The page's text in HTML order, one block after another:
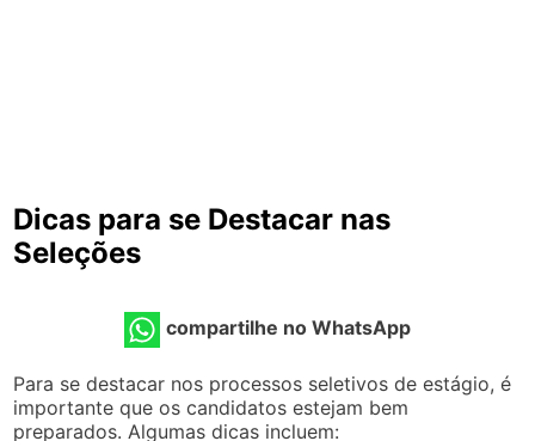
Dicas para se Destacar nas
Seleções
compartilhe no WhatsApp
Para se destacar nos processos seletivos de estágio, é
importante que os candidatos estejam bem
preparados. Algumas dicas incluem: